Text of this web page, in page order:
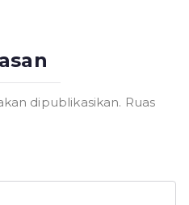
dipublikasikan. Ruas